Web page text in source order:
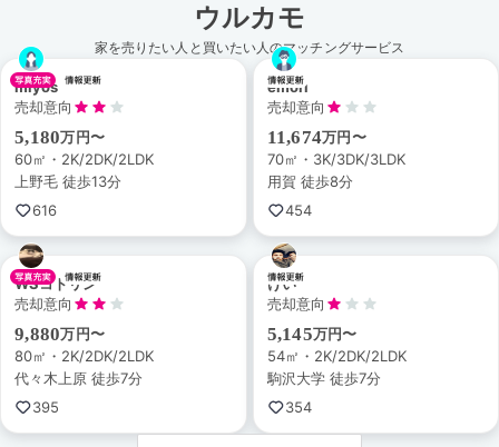
ウルカモ
家を売りたい人と買いたい人のマッチングサービス
miyos
売却意向
5,180万円〜
60㎡・2K/2DK/2LDK
上野毛 徒歩13分
616
emori
売却意向
11,674万円〜
70㎡・3K/3DK/3LDK
用賀 徒歩8分
454
WSコトリン
売却意向
9,880万円〜
80㎡・2K/2DK/2LDK
代々木上原 徒歩7分
395
けい
売却意向
5,145万円〜
54㎡・2K/2DK/2LDK
駒沢大学 徒歩7分
354